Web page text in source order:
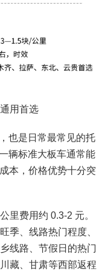
用首选
也是日常最常见的托
辆标准大板车通常能
本，价格优势十分突
里费用约 0.3-2 元。
季、线路热门程度、
线路、节假日的热门
藏、甘肃等西部返程